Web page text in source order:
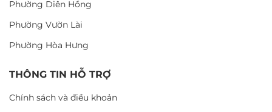
Phường Diên Hồng
Phường Vườn Lài
Phường Hòa Hưng
THÔNG TIN HỖ TRỢ
Chính sách và điều khoản